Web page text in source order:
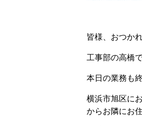
皆様、おつか
工事部の高橋で
本日の業務も
横浜市旭区に
からお隣にお